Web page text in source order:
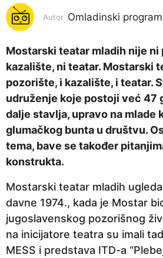
n
a
p
e
5
i
n
a
p
r
Autor Omladinski program
Mostarski teatar mladih nije ni
kazalište, ni teatar. Mostarski
pozorište, i kazalište, i teatar.
udruženje koje postoji već 47
dalje stavlja, upravo na mlade
glumačkog bunta u društvu.
tema, bave se također
konstrukta.
Mostarski teatar mladih
davne 1974., kada je Mostar
jugoslavenskog pozorišnog
na inicijatore teatra su imali
MESS i predstava ITD-a